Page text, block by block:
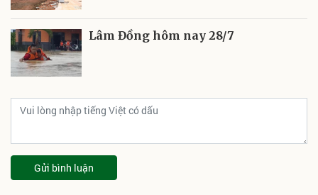
Lâm Đồng hôm nay 28/7
Gửi bình luận